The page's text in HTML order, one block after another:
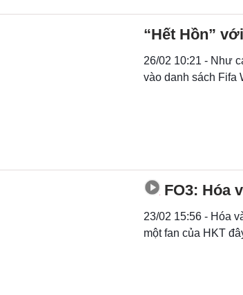
“Hết Hồn”
26/02 10:21 - Như
vào danh sách Fifa
FO3: Hóa
23/02 15:56 - Hóa
một fan của HKT